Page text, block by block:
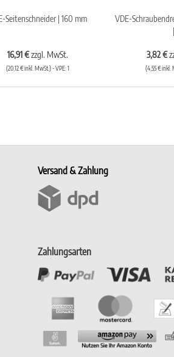
Seitenschneider | 160 mm
16,91 €zzgl. MwSt.
(20,12 € inkl. MwSt.) - VPE: 1
VDE-
3,82 €
(4,55 € inkl.
Versand & Zahlung
Zahlungsarten